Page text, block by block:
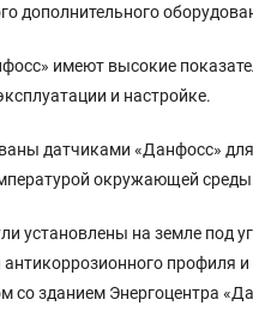
дополнительного
имеют высокие
и настройке.
датчиками «Данфосс»
окружающей
установлены на земле под
профиля
со зданием Энергоцентра